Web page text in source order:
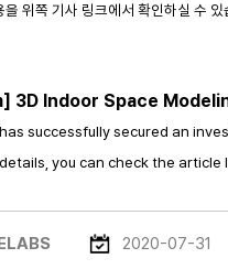
을 위쪽 기사 링크에서 확인하실 수 있
3D Indoor Space
successfully secured an
you can check the article
2020-07-31